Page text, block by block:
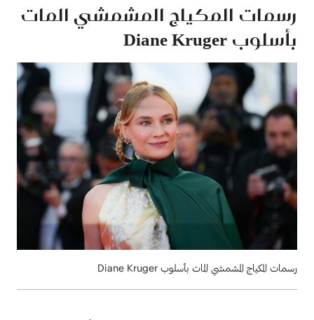
رسمات المكياج المشمشي المات
بأسلوب Diane Kruger
رسمات المكياج المشمشي المات بأسلوب Diane Kruger